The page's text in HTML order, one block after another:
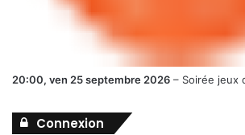
20:00, ven 25 septembre 2026 – Soirée jeux
Connexion